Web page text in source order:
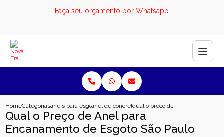
Faça seu orçamento por Whatsapp
HomeCategoriasaneis para esgotoanel de concreto para esgoto
qual o preco de anel para
Qual o Preço de Anel para
Encanamento de Esgoto São Paulo